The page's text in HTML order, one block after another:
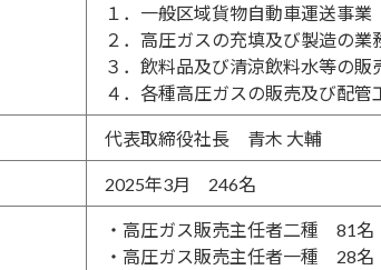
１．一般区域貨物自動車運送事業
２．高圧ガスの充填及び製造の業
３．飲料品及び清涼飲料水等の販
４．各種高圧ガスの販売及び配管
代表取締役社長 青木 大輔
2025年3月 246名
・高圧ガス販売主任者二種 81名
・高圧ガス販売主任者一種 28名